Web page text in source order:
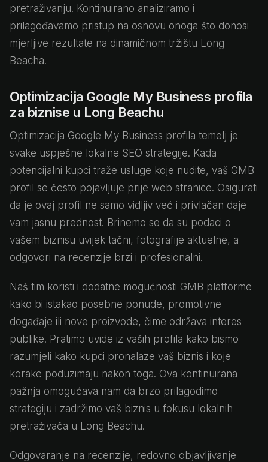
pretraživanju. Kontinuirano analiziramo i
prilagođavamo pristup na osnovu onoga što donosi
mjerljive rezultate na dinamičnom tržištu Long
Beacha.
Optimizacija Google My Business profila
za biznise u Long Beachu
Optimizacija Google My Business profila temelj je
svake uspješne lokalne SEO strategije. Kada
potencijalni kupci traže usluge koje nudite, vaš GMB
profil se često pojavljuje prije web stranice. Osigurati
da je ovaj profil ne samo vidljiv već i privlačan daje
vam jasnu prednost. Brinemo se da su podaci o
vašem biznisu uvijek tačni, fotografije aktuelne, a
odgovori na recenzije brzi i profesionalni.
Naš tim koristi i dodatne mogućnosti GMB platforme
kako bi istakao posebne ponude, promotivne
događaje ili nove proizvode, čime održava interes
publike. Pratimo uvide iz vaših profila kako bismo
razumjeli kako kupci pronalaze vaš biznis i koje
korake poduzimaju nakon toga. Ova kontinuirana
pažnja omogućava nam da brzo prilagodimo
strategiju i zadržimo vaš biznis u fokusu lokalnih
pretraživača u Long Beachu.
Odgovaranje na recenzije, redovno objavljivanje